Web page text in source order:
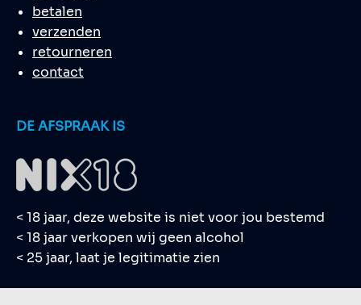
betalen
verzenden
retourneren
contact
DE AFSPRAAK IS
< 18 jaar, deze website is niet voor jou bestemd
< 18 jaar verkopen wij geen alcohol
< 25 jaar, laat je legitimatie zien